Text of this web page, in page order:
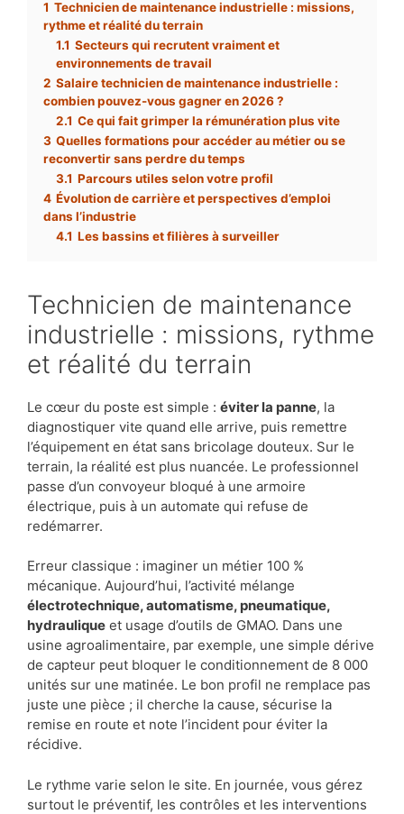
1 Technicien de maintenance industrielle : missions,
rythme et réalité du terrain
1.1 Secteurs qui recrutent vraiment et
environnements de travail
2 Salaire technicien de maintenance industrielle :
combien pouvez-vous gagner en 2026 ?
2.1 Ce qui fait grimper la rémunération plus vite
3 Quelles formations pour accéder au métier ou se
reconvertir sans perdre du temps
3.1 Parcours utiles selon votre profil
4 Évolution de carrière et perspectives d’emploi
dans l’industrie
4.1 Les bassins et filières à surveiller
Technicien de maintenance
industrielle : missions, rythme
et réalité du terrain
Le cœur du poste est simple : éviter la panne, la
diagnostiquer vite quand elle arrive, puis remettre
l’équipement en état sans bricolage douteux. Sur le
terrain, la réalité est plus nuancée. Le professionnel
passe d’un convoyeur bloqué à une armoire
électrique, puis à un automate qui refuse de
redémarrer.
Erreur classique : imaginer un métier 100 %
mécanique. Aujourd’hui, l’activité mélange
électrotechnique, automatisme, pneumatique,
hydraulique et usage d’outils de GMAO. Dans une
usine agroalimentaire, par exemple, une simple dérive
de capteur peut bloquer le conditionnement de 8 000
unités sur une matinée. Le bon profil ne remplace pas
juste une pièce ; il cherche la cause, sécurise la
remise en route et note l’incident pour éviter la
récidive.
Le rythme varie selon le site. En journée, vous gérez
surtout le préventif, les contrôles et les interventions